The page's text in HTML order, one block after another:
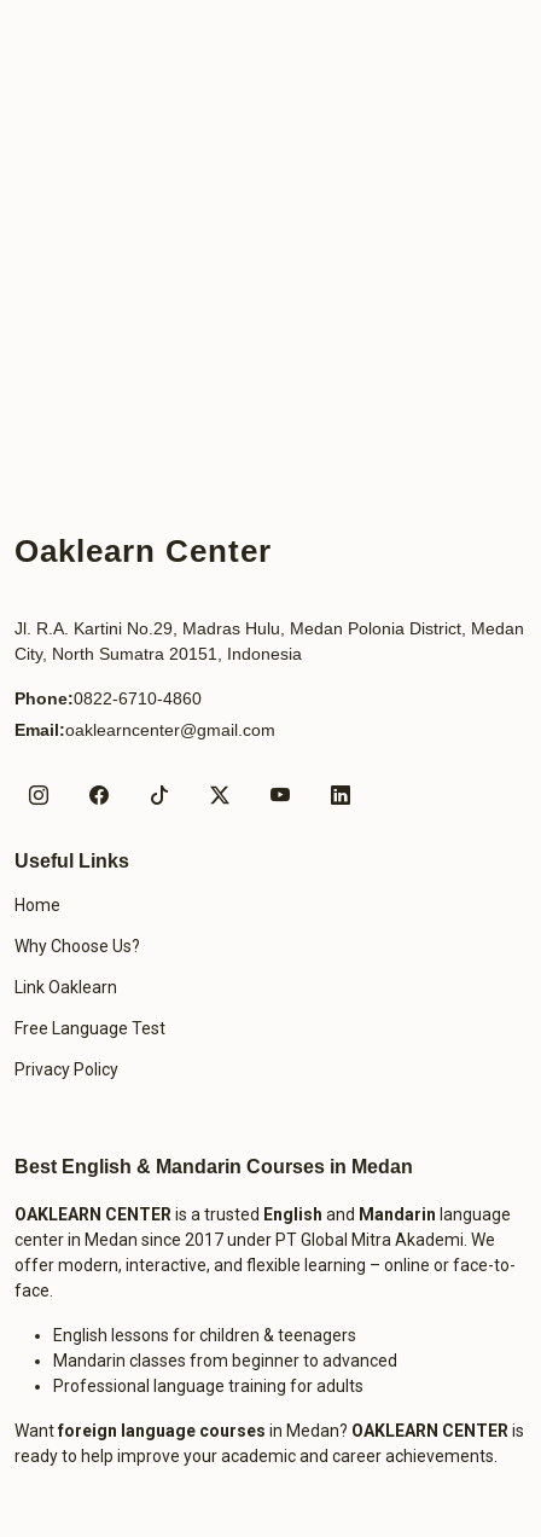
Oaklearn Center
Jl. R.A. Kartini No.29, Madras Hulu, Medan Polonia District, Medan
City, North Sumatra 20151, Indonesia
Phone:0822-6710-4860
Email:oaklearncenter@gmail.com
Useful Links
Home
Why Choose Us?
Link Oaklearn
Free Language Test
Privacy Policy
Best English & Mandarin Courses in Medan
OAKLEARN CENTER is a trusted English and Mandarin language
center in Medan since 2017 under PT Global Mitra Akademi. We
offer modern, interactive, and flexible learning – online or face-to-
face.
English lessons for children & teenagers
Mandarin classes from beginner to advanced
Professional language training for adults
Wantforeign language courses in Medan? OAKLEARN CENTER is
ready to help improve your academic and career achievements.